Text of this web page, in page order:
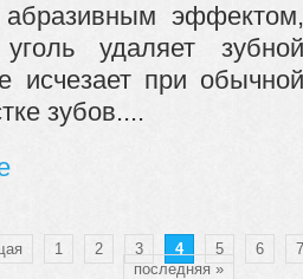
эффектом,
удаляет зубной
исчезает при обычной
зубов....
1 2 3 4 5 6
7
последняя »